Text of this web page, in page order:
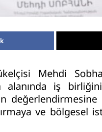
Mehdi
alanında iş
değerlendirmesine
ve bölgesel